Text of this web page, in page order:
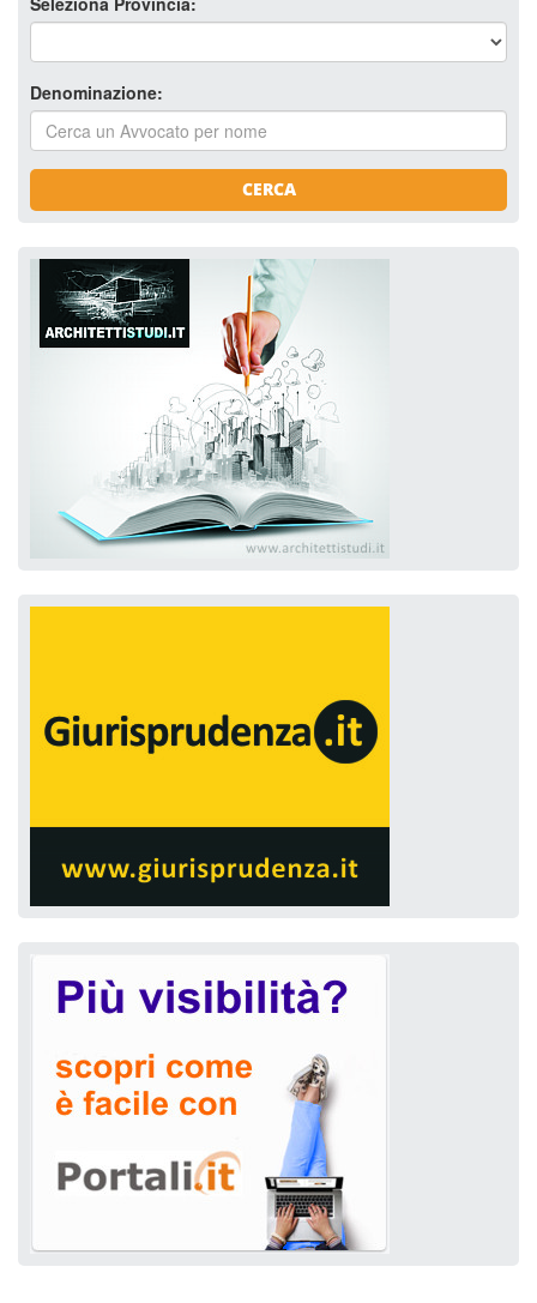
Denominazione:
CERCA